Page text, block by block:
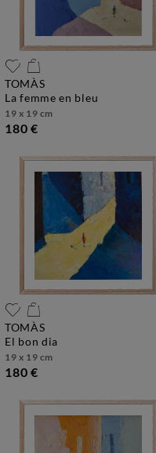
TOMÀS
la femme en bleu
19 x 19 cm
180 €
TOMÀS
el bon dia
19 x 19 cm
180 €